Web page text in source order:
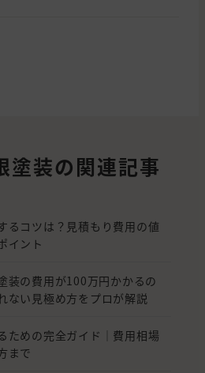
塗装の関連記事
るコツは？見積もり費用の値
イント
装の費用が100万円かかるの
ない見極め方をプロが解説
ための完全ガイド｜費用相場
まで